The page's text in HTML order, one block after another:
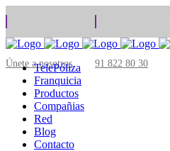
Únete a nosotros 91 822 80 30
TelePóliza
Franquicia
Productos
Compañias
Red
Blog
Contacto